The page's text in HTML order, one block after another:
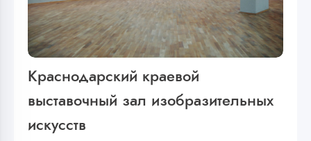
Краснодарский краевой
выставочный зал изобразительных
искусств